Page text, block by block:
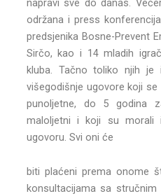
napravi sve do danas.
održana i press
predsjenika Bosne-Prevent
Sirčo, kao i 14 mladih
kluba. Tačno toliko njih je
višegodišnje ugovore koji
punoljetne, do 5 godina
maloljetni i koji su morali
ugovoru. Svi oni će
biti plaćeni prema onome
konsultacijama sa